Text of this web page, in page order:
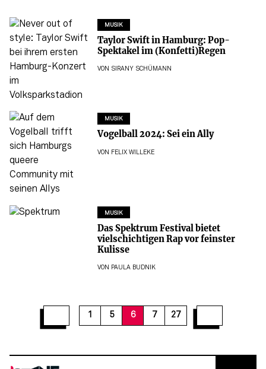
MUSIK
Taylor Swift in Hamburg: Pop-
Spektakel im (Konfetti)Regen
VON SIRANY SCHÜMANN
MUSIK
Vogelball 2024: Sei ein Ally
VON FELIX WILLEKE
MUSIK
Das Spektrum Festival bietet
vielschichtigen Rap vor feinster
Kulisse
VON PAULA BUDNIK
1 5 6 7 27
12 1415 17 18 20